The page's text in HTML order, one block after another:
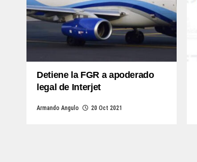
Detiene la FGR a apoderado
legal de Interjet
Armando Angulo 20 Oct 2021